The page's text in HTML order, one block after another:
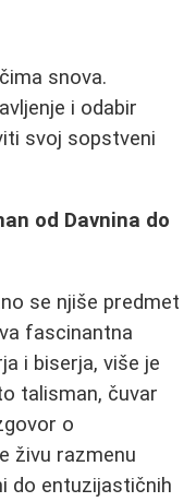
snova.
i odabir
svoj sopstveni
od Davnina do
se njiše predmet
fascinantna
i biserja, više je
talisman, čuvar
o
živu razmenu
do entuzijastičnih